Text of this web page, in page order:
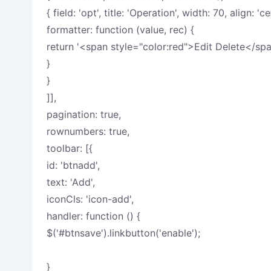
{ field: 'opt', title: 'Operation', width: 70, align:
formatter: function (value, rec) {
return '<span style="color:red">Edit Delete</
}
}
]],
pagination: true,
rownumbers: true,
toolbar: [{
id: 'btnadd',
text: 'Add',
iconCls: 'icon-add',
handler: function () {
$('#btnsave').linkbutton('enable');
}